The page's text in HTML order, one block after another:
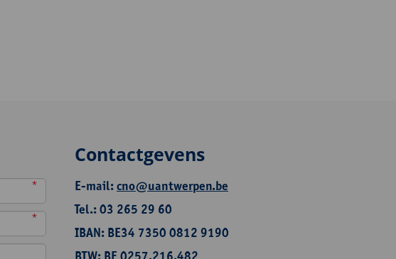
*
*
Contactgevens
E-mail:cno@uantwerpen.be
Tel.: 03 265 29 60
IBAN: BE34 7350 0812 9190